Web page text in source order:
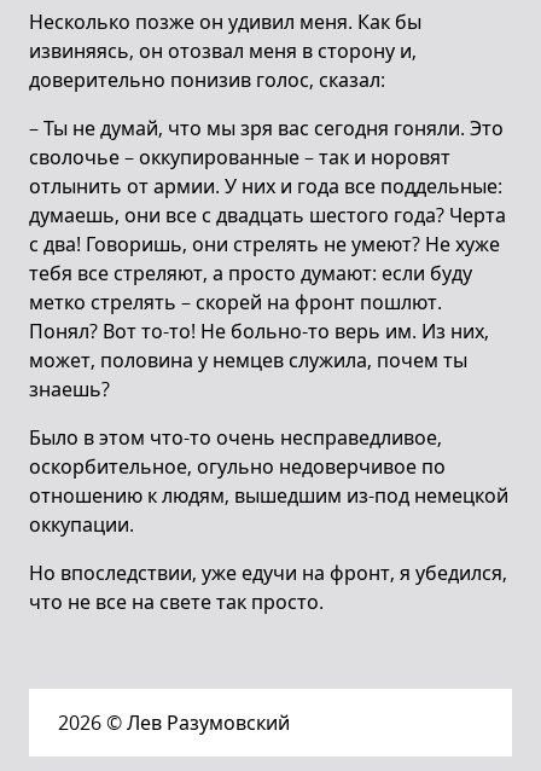
Несколько позже он удивил меня. Как бы
извиняясь, он отозвал меня в сторону и,
доверительно понизив голос, сказал:
– Ты не думай, что мы зря вас сегодня гоняли. Это
сволочье – оккупированные – так и норовят
отлынить от армии. У них и года все поддельные:
думаешь, они все с двадцать шестого года? Черта
с два! Говоришь, они стрелять не умеют? Не хуже
тебя все стреляют, а просто думают: если буду
метко стрелять – скорей на фронт пошлют.
Понял? Вот то-то! Не больно-то верь им. Из них,
может, половина у немцев служила, почем ты
знаешь?
Было в этом что-то очень несправедливое,
оскорбительное, огульно недоверчивое по
отношению к людям, вышедшим из-под немецкой
оккупации.
Но впоследствии, уже едучи на фронт, я убедился,
что не все на свете так просто.
2026© Лев Разумовский